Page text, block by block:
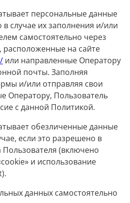
персональные данные
в случае их заполнения и/или
самостоятельно через
на сайте
или направленные Оператору
почты. Заполняя
и/или отправляя свои
Оператору, Пользователь
с данной Политикой.
обезличенные данные
если это разрешено в
Пользователя (включено
и использование
данных самостоятельно